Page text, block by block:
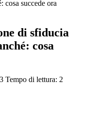
cosa succede ora
di sfiducia
cosa
Tempo di lettura: 2